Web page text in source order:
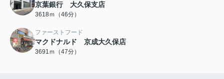
京葉銀行 大久保支店
3618ｍ（46分）
ファーストフード
マクドナルド 京成大久保店
3691ｍ（47分）